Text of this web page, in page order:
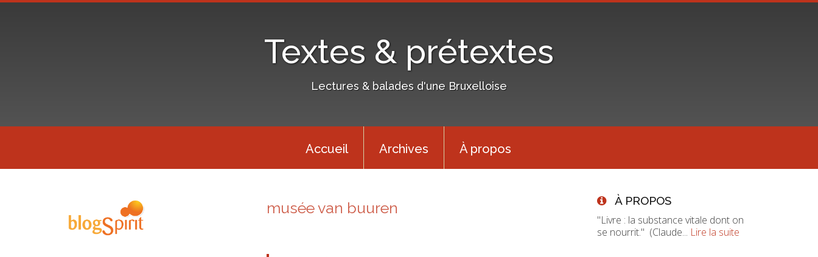
Textes & prétextes
Lectures & balades d'une Bruxelloise
Accueil Archives À propos
musée van buuren
À PROPOS
"Livre : la substance vitale dont on
se nourrit." (Claude... Lire la suite